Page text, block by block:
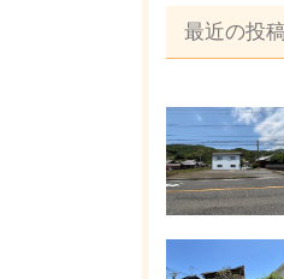
最近の投